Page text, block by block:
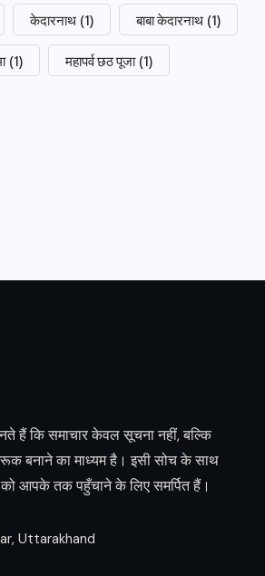
केदारनाथ (1) बाबा केदारनाथ (1)
(1) महापर्व छठ पूजा (1)
हैं कि समाचार केवल सूचना नहीं, बल्कि
बनाने का माध्यम है। इसी सोच के साथ
आपके तक पहुँचाने के लिए समर्पित हैं।
Uttarakhand